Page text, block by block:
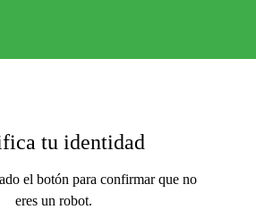
tu identidad
el botón para confirmar que no
eres un robot.